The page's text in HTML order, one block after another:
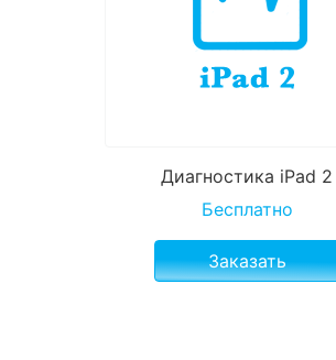
Диагностика iPad 2
Бесплатно
Заказать